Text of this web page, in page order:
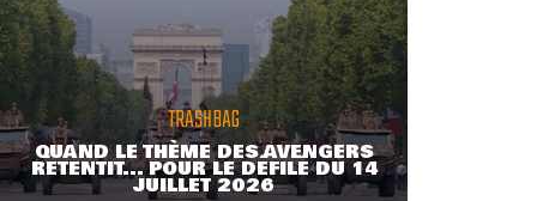
TRASHBAG
QUAND LE THÈME DES AVENGERS
RETENTIT... POUR LE DÉFILÉ DU 14
JUILLET 2026